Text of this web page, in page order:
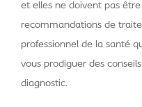
et elles ne doivent pas
recommandations de
professionnel de la santé
vous prodiguer des
diagnostic.